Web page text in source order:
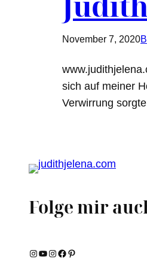
November 7, 2020
sich auf meiner
Verwirrung
Folge mir
Instagram YouTube Instagram Facebook Pinterest